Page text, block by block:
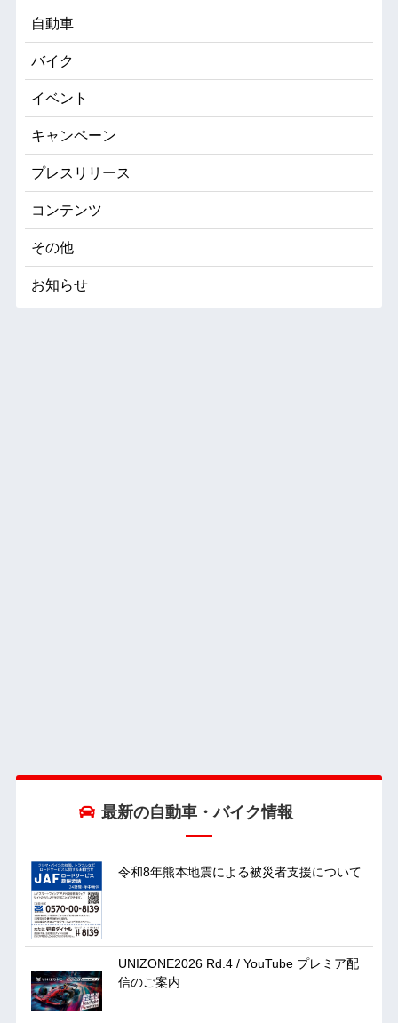
自動車
バイク
イベント
キャンペーン
プレスリリース
コンテンツ
その他
お知らせ
最新の自動車・バイク情報
令和8年熊本地震による被災者支援について
UNIZONE2026 Rd.4 / YouTube プレミア配
信のご案内